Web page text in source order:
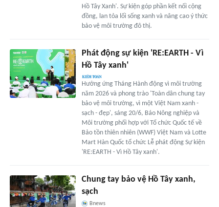
Hồ Tây Xanh'. Sự kiện góp phần kết nối cộng
đồng, lan tỏa lối sống xanh và nâng cao ý thức
bảo vệ môi trường đô thị.
Phát động sự kiện 'RE:EARTH - Vì
Hồ Tây xanh'
Hưởng ứng Tháng Hành động vì môi trường
năm 2026 và phong trào 'Toàn dân chung tay
bảo vệ môi trường, vì một Việt Nam xanh -
sạch - đẹp', sáng 20/6, Báo Nông nghiệp và
Môi trường phối hợp với Tổ chức Quốc tế về
Bảo tồn thiên nhiên (WWF) Việt Nam và Lotte
Mart Hàn Quốc tổ chức Lễ phát động Sự kiện
'RE:EARTH - Vì Hồ Tây xanh'.
Chung tay bảo vệ Hồ Tây xanh,
sạch
Bnews